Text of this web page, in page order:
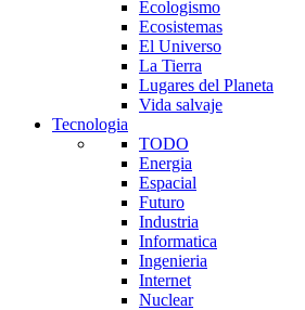
Ecologismo
Ecosistemas
El Universo
La Tierra
Lugares del Planeta
Vida salvaje
Tecnologia
TODO
Energia
Espacial
Futuro
Industria
Informatica
Ingenieria
Internet
Nuclear